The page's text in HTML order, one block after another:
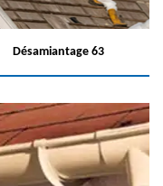
Désamiantage 63